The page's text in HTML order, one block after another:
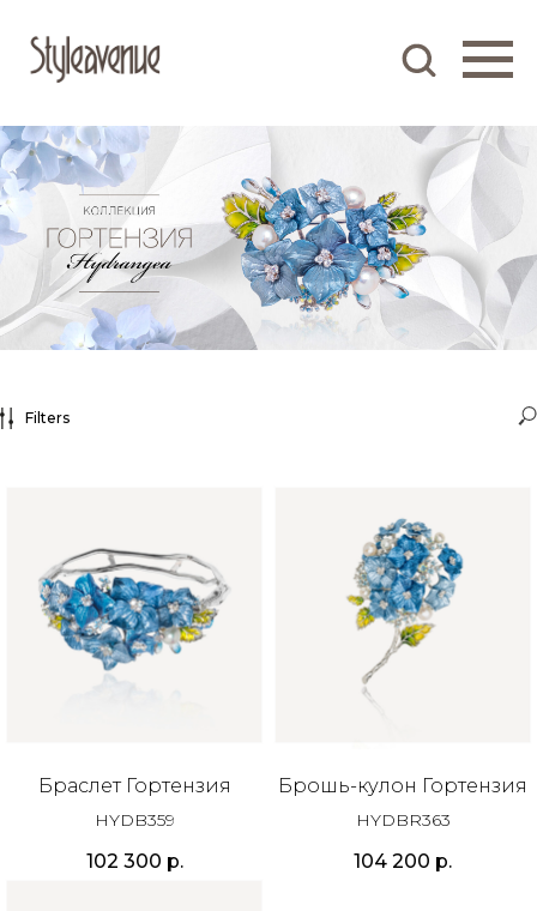
Filters
Браслет Гортензия
HYDB359
102 300 р.
Брошь-кулон Гортензия
HYDBR363
104 200 р.